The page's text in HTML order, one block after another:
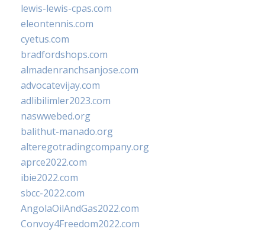
lewis-lewis-cpas.com
eleontennis.com
cyetus.com
bradfordshops.com
almadenranchsanjose.com
advocatevijay.com
adlibilimler2023.com
naswwebed.org
balithut-manado.org
alteregotradingcompany.org
aprce2022.com
ibie2022.com
sbcc-2022.com
AngolaOilAndGas2022.com
Convoy4Freedom2022.com